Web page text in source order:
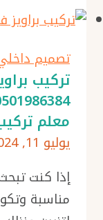
تصميم
تركيب
معلم
يوليو 11, 2024
إذا كنت
مناسبة